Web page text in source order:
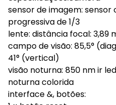
sensor de imagem:
progressiva de 1/3
lente: distância focal: 3,89
campo de visão: 85,5°
41° (vertical)
visão noturna: 850 nm ir
noturna colorida
interface &, botões: